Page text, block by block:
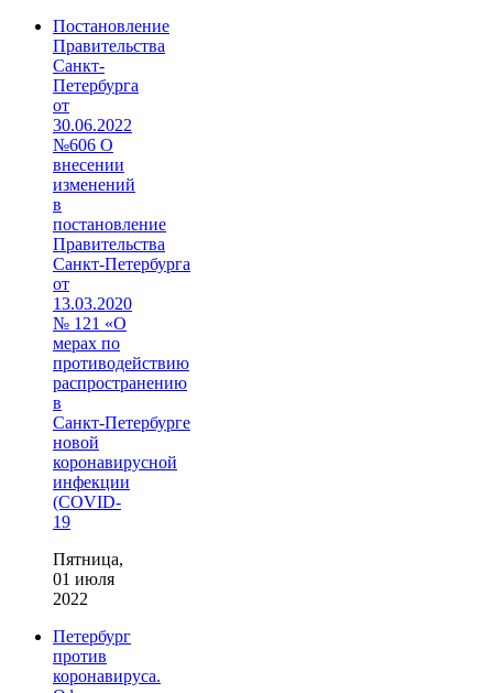
Постановление
Правительства
Санкт-
Петербурга
от
30.06.2022
№606 О
внесении
изменений
в
постановление
Правительства
Санкт‑Петербурга
от
13.03.2020
№ 121 «О
мерах по
противодействию
распространению
в
Санкт‑Петербурге
новой
коронавирусной
инфекции
(COVID-
19
Пятница,
01 июля
2022
Петербург
против
коронавируса.